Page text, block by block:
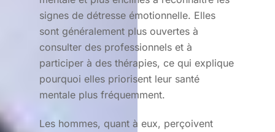
signes de détresse émotionnelle. Elles
sont généralement plus ouvertes à
consulter des professionnels et à
participer à des thérapies, ce qui explique
pourquoi elles priorisent leur santé
mentale plus fréquemment.
Les hommes, quant à eux, perçoivent